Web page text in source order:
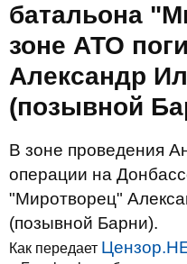
батальона
зоне АТО
Александр
(позывной
В зоне проведения
операции на
"Миротворец"
(позывной Барни).
Как передает